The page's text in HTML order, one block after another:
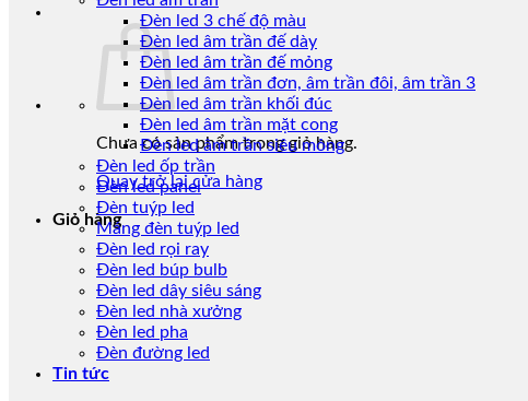
Chưa có sản phẩm trong giỏ hàng.
Quay trở lại cửa hàng
Giỏ hàng
Đèn led 3 chế độ màu
Đèn led âm trần đế dày
Đèn led âm trần đế mỏng
Đèn led âm trần đơn, âm trần đôi, âm trần 3
Đèn led âm trần khối đúc
Đèn led âm trần mặt cong
Đèn led âm trần siêu mỏng
Đèn led ốp trần
Đèn led panel
Đèn tuýp led
Máng đèn tuýp led
Đèn led rọi ray
Đèn led búp bulb
Đèn led dây siêu sáng
Đèn led nhà xưởng
Đèn led pha
Đèn đường led
Tin tức